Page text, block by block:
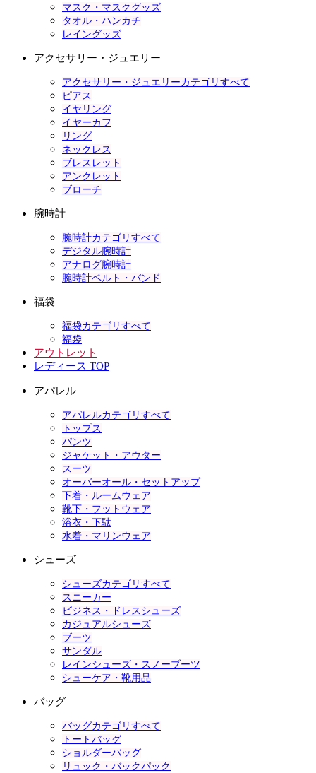
マスク・マスクグッズ
タオル・ハンカチ
レイングッズ
アクセサリー・ジュエリー
アクセサリー・ジュエリーカテゴリすべて
ピアス
イヤリング
イヤーカフ
リング
ネックレス
ブレスレット
アンクレット
ブローチ
腕時計
腕時計カテゴリすべて
デジタル腕時計
アナログ腕時計
腕時計ベルト・バンド
福袋
福袋カテゴリすべて
福袋
アウトレット
レディース TOP
アパレル
アパレルカテゴリすべて
トップス
パンツ
ジャケット・アウター
スーツ
オーバーオール・セットアップ
下着・ルームウェア
靴下・フットウェア
浴衣・下駄
水着・マリンウェア
シューズ
シューズカテゴリすべて
スニーカー
ビジネス・ドレスシューズ
カジュアルシューズ
ブーツ
サンダル
レインシューズ・スノーブーツ
シューケア・靴用品
バッグ
バッグカテゴリすべて
トートバッグ
ショルダーバッグ
リュック・バックパック